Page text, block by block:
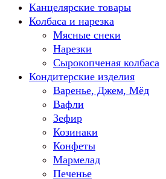
Канцелярские товары
Колбаса и нарезка
Мясные снеки
Нарезки
Сырокопченая колбаса
Кондитерские изделия
Варенье, Джем, Мёд
Вафли
Зефир
Козинаки
Конфеты
Мармелад
Печенье